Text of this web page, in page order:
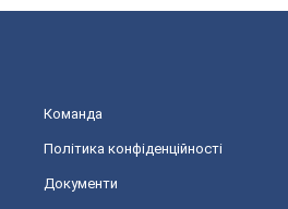
Команда
Політика конфіденційності
Документи